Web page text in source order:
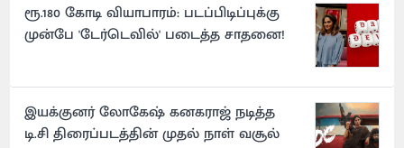
ரூ.180 கோடி வியாபாரம்: படப்பிடிப்புக்கு
முன்பே 'டேர்டெவில்' படைத்த சாதனை!
இயக்குனர் லோகேஷ் கனகராஜ் நடித்த
டி.சி திரைப்படத்தின் முதல் நாள் வசூல்